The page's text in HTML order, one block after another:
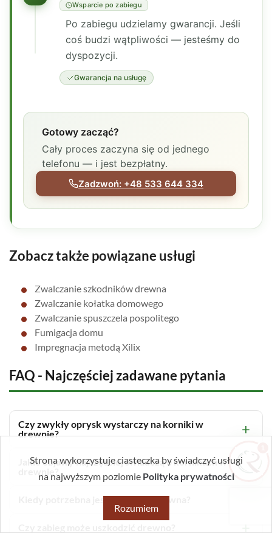
Wsparcie po zabiegu
Po zabiegu udzielamy gwarancji. Jeśli
coś budzi wątpliwości — jesteśmy do
dyspozycji.
Gwarancja na usługę
Gotowy zacząć?
Cały proces zaczyna się od jednego
telefonu — i jest bezpłatny.
Zadzwoń: +48 533 644 334
Zobacz także powiązane usługi
Zwalczanie szkodników drewna
Zwalczanie kołatka domowego
Zwalczanie spuszczela pospolitego
Fumigacja domu
Impregnacja metodą Xilix
FAQ - Najczęściej zadawane pytania
Czy zwykły oprysk wystarczy na korniki w
drewnie?
Jakie objawy najczęściej świadczą o kornikach w
Kiedy potrzebna jest fumigacja drewna?
Ratapest
Zrobiłem/am już coś sam/a przed zabiegiem
— pomogłem czy zaszkodziłem?
Jak przygotować mieszkanie do zabiegu?
Strona wykorzystuje ciasteczka by świadczyć usługi
na najwyższym poziomie Polityka prywatności
Rozumiem